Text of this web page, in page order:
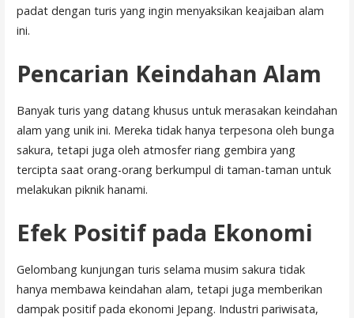
padat dengan turis yang ingin menyaksikan keajaiban alam
ini.
Pencarian Keindahan Alam
Banyak turis yang datang khusus untuk merasakan keindahan
alam yang unik ini. Mereka tidak hanya terpesona oleh bunga
sakura, tetapi juga oleh atmosfer riang gembira yang
tercipta saat orang-orang berkumpul di taman-taman untuk
melakukan piknik hanami.
Efek Positif pada Ekonomi
Gelombang kunjungan turis selama musim sakura tidak
hanya membawa keindahan alam, tetapi juga memberikan
dampak positif pada ekonomi Jepang. Industri pariwisata,